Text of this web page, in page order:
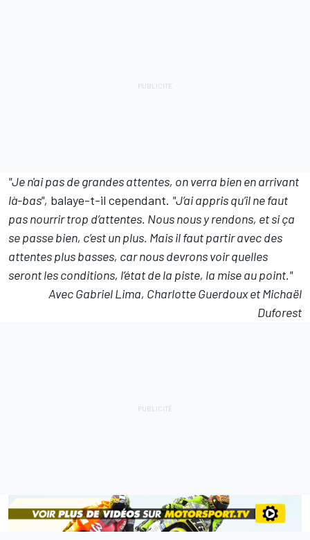
"Je n'ai pas de grandes attentes, on verra bien en arrivant
là-bas", balaye-t-il cependant. "J’ai appris qu’il ne faut
pas nourrir trop d’attentes. Nous nous y rendons, et si ça
se passe bien, c’est un plus. Mais il faut partir avec des
attentes plus basses, car nous devrons voir quelles
seront les conditions, l’état de la piste, la mise au point."
Avec Gabriel Lima, Charlotte Guerdoux et Michaël
Duforest